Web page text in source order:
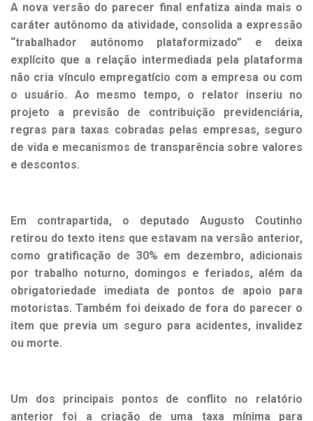
A nova versão do parecer final enfatiza ainda mais o
caráter autônomo da atividade, consolida a expressão
“trabalhador autônomo plataformizado” e deixa
explícito que a relação intermediada pela plataforma
não cria vínculo empregatício com a empresa ou com
o usuário. Ao mesmo tempo, o relator inseriu no
projeto a previsão de contribuição previdenciária,
regras para taxas cobradas pelas empresas, seguro
de vida e mecanismos de transparência sobre valores
e descontos.
Em contrapartida, o deputado Augusto Coutinho
retirou do texto itens que estavam na versão anterior,
como gratificação de 30% em dezembro, adicionais
por trabalho noturno, domingos e feriados, além da
obrigatoriedade imediata de pontos de apoio para
motoristas. Também foi deixado de fora do parecer o
item que previa um seguro para acidentes, invalidez
ou morte.
Um dos principais pontos de conflito no relatório
anterior foi a criação de uma taxa mínima para